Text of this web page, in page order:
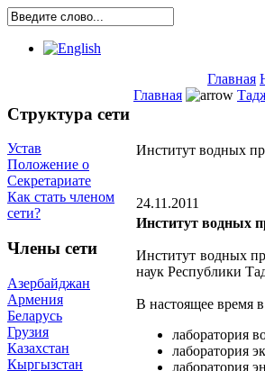
Главная
Структура сети
Устав
Положение о
Секретариате
Как стать членом
сети?
Члены сети
Азербайджан
Армения
Беларусь
Грузия
Казахстан
Кыргызстан
Главная
Институт водных
24.11.2011
Институт водных
Институт водных
наук Республики
В настоящее время
лаборатория
лаборатория
лаборатория